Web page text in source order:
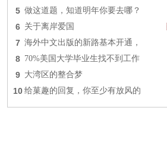
5 做这道题，知道明年你要去哪？
6 关于离岸爱国
7 海外中文出版的新路基本开通，
8 70%美国大学毕业生找不到工作
9 大湾区的整合梦
10 给菓趣的回复，你至少有放风的